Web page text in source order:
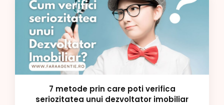
7 metode prin care poti verifica
seriozitatea unui dezvoltator imobiliar